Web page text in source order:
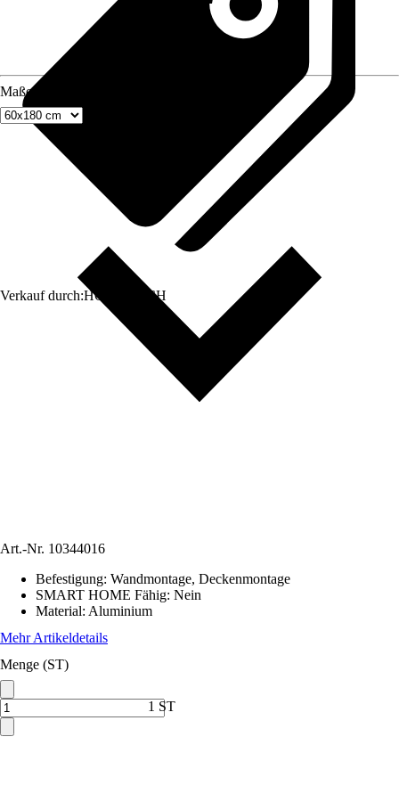
Verkauf durch:HORNBACH
Maße (BxH)
Art.-Nr. 10344016
Befestigung: Wandmontage, Deckenmontage
SMART HOME Fähig: Nein
Material: Aluminium
Mehr Artikeldetails
Menge (ST)
1 ST